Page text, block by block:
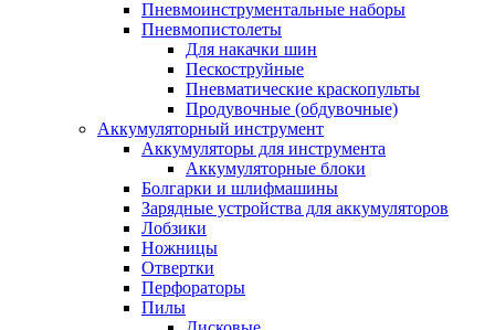
Пневмоинструментальные наборы
Пневмопистолеты
Для накачки шин
Пескоструйные
Пневматические краскопульты
Продувочные (обдувочные)
Аккумуляторный инструмент
Аккумуляторы для инструмента
Аккумуляторные блоки
Болгарки и шлифмашины
Зарядные устройства для аккумуляторов
Лобзики
Ножницы
Отвертки
Перфораторы
Пилы